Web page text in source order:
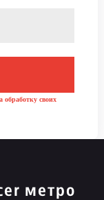
обработку своих
метро